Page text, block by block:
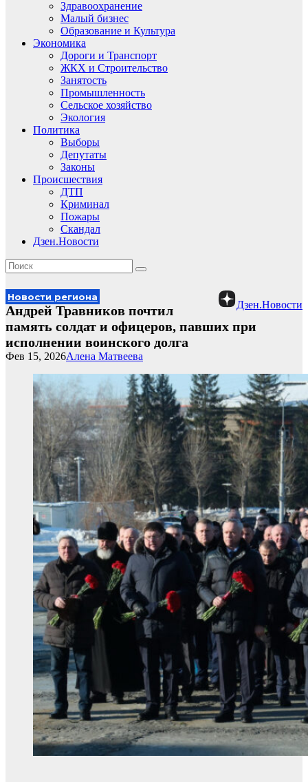
Здравоохранение
Малый бизнес
Образование и Культура
Экономика
Дороги и Транспорт
ЖКХ и Строительство
Занятость
Промышленность
Сельское хозяйство
Экология
Политика
Выборы
Депутаты
Законы
Происшествия
ДТП
Криминал
Пожары
Скандал
Дзен.Новости
Дзен.Новости
Новости региона
Андрей Травников почтил
память солдат и офицеров, павших при
исполнении воинского долга
Алена Матвеева
Фев 15, 2026